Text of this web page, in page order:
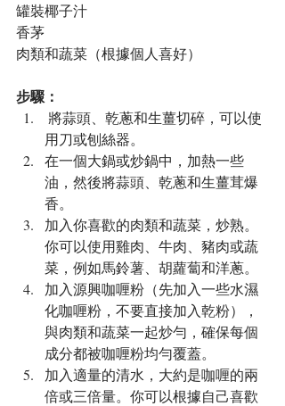
罐裝椰子汁
香茅
肉類和蔬菜（根據個人喜好）
步驟：
用刀或刨絲器。
在一個大鍋或炒鍋中，加熱一些
油，然後將蒜頭、乾蔥和生薑茸爆
香。
加入你喜歡的肉類和蔬菜，炒熟。
你可以使用雞肉、牛肉、豬肉或蔬
菜，例如馬鈴薯、胡蘿蔔和洋蔥。
加入源興咖喱粉（先加入一些水濕
化咖喱粉，不要直接加入乾粉），
與肉類和蔬菜一起炒勻，確保每個
成分都被咖喱粉均勻覆蓋。
加入適量的清水，大約是咖喱的兩
倍或三倍量。你可以根據自己喜歡